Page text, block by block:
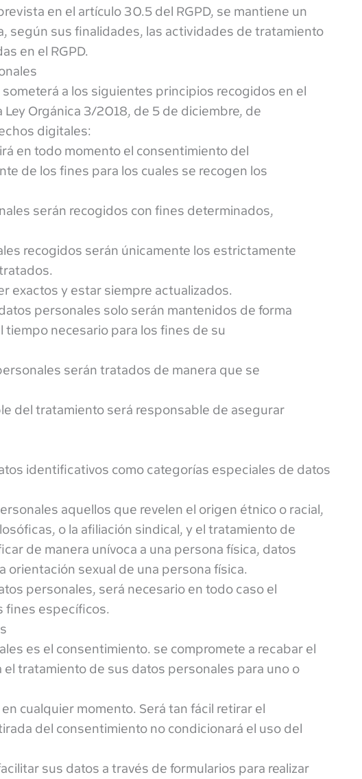
en el artículo 30.5 del RGPD, se mantiene un
sus finalidades, las actividades de tratamiento
en el RGPD.
a los siguientes principios recogidos en el
Ley Orgánica 3/2018, de 5 de diciembre, de
digitales:
en todo momento el consentimiento del
de los fines para los cuales se recogen los
serán recogidos con fines determinados,
recogidos serán únicamente los estrictamente
exactos y estar siempre actualizados.
personales solo serán mantenidos de forma
necesario para los fines de su
serán tratados de manera que se
del tratamiento será responsable de asegurar
identificativos como categorías especiales de datos
aquellos que revelen el origen étnico o racial,
o la afiliación sindical, y el tratamiento de
de manera unívoca a una persona física, datos
orientación sexual de una persona física.
personales, será necesario en todo caso el
fines específicos.
es el consentimiento. se compromete a recabar el
tratamiento de sus datos personales para uno o
cualquier momento. Será tan fácil retirar el
del consentimiento no condicionará el uso del
sus datos a través de formularios para realizar